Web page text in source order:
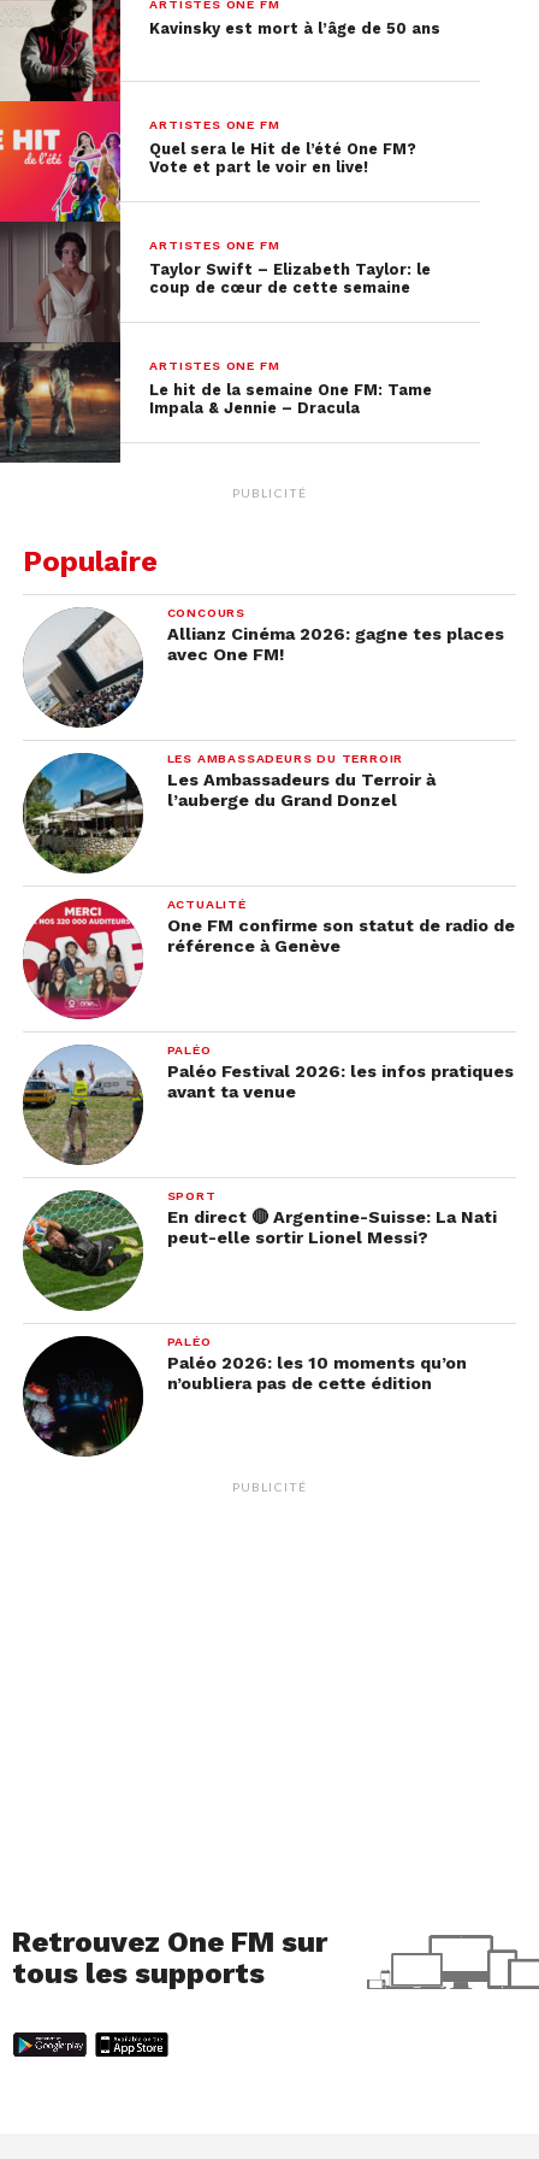
studio. Pourquoi ?Pour nous préparer l’édition
deluxe de son album « Positions »
Grande a annoncé la bonne nouvelle à ses fans via
son compte Instagram. Elle y a dévoilé le titre de
ses 14 chansons, mais également 4 nouveaux
titres inédits qui apparaissent gribouillés…
Voir cette publication sur Instagram
Concernant la date de sortie de cet album deluxe,
elle n’a pas donné de précision. Peut-être que sa
légende « happy february » est un indice ? On ne
devrait plus attendre bien longtemps avant de
découvrir ces nouveaux titres, qui risquent d’être
un succès une fois de plus !
ARTISTES ONE FM
Kavinsky est mort à l’âge de 50 ans
ARTISTES ONE FM
Quel sera le Hit de l’été One FM?
Vote et part le voir en live!
ARTISTES ONE FM
Taylor Swift – Elizabeth Taylor: le
coup de cœur de cette semaine
ARTISTES ONE FM
Le hit de la semaine One FM: Tame
Impala & Jennie – Dracula
PUBLICITÉ
Populaire
CONCOURS
Allianz Cinéma 2026: gagne tes places
avec One FM!
LES AMBASSADEURS DU TERROIR
Les Ambassadeurs du Terroir à
l’auberge du Grand Donzel
ACTUALITÉ
One FM confirme son statut de radio de
référence à Genève
PALÉO
Paléo Festival 2026: les infos pratiques
avant ta venue
SPORT
En direct 🔴 Argentine-Suisse: La Nati
peut-elle sortir Lionel Messi?
PALÉO
Paléo 2026: les 10 moments qu’on
n’oubliera pas de cette édition
PUBLICITÉ
Retrouvez One FM sur
tous les supports